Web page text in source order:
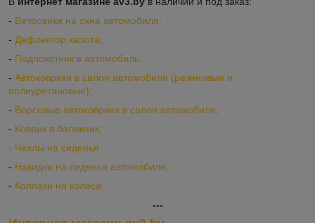
- Ветровики на окна автомобиля;
- Дефлектор капота;
- Подлокотник в автомобиль;
- Автоковрики в салон автомобиля (резиновые и
полиуретановые);
- Ворсовые автоковрики в салон автомобиля;
- Коврик в багажник;
- Чехлы на сиденья
- Накидки на сиденья автомобиля;
- Колпаки на колеса;
---